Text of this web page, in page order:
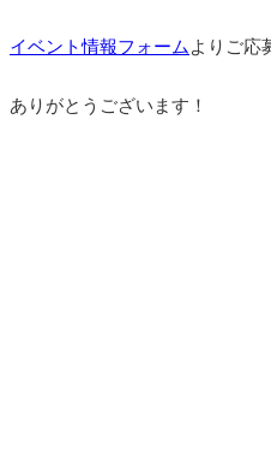
イベント情報フォーム よりご応
ありがとうございます！